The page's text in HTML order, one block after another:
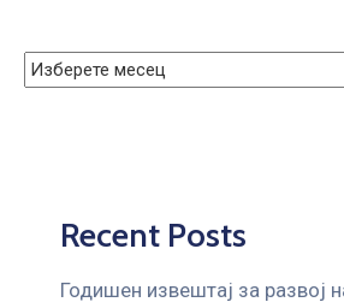
Recent Posts
Годишен извештај за развој